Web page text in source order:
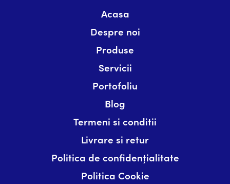
Acasa
Despre noi
Produse
Servicii
Portofoliu
Blog
Termeni si conditii
Livrare si retur
Politica de confidențialitate
Politica Cookie